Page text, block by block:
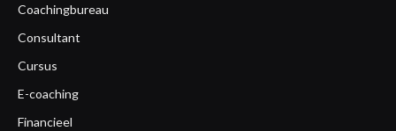
Coachingbureau
Consultant
Cursus
E-coaching
Financieel